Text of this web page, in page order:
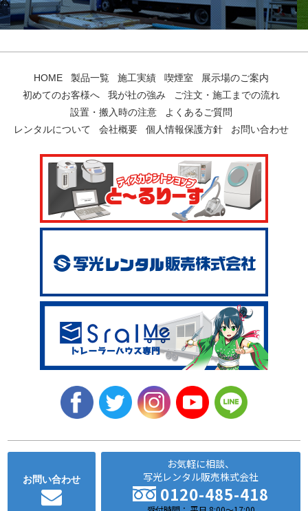
HOME 製品一覧 施工実績 喫煙室
展示場のご案内
初めてのお客様へ
我が社の強み
ご注文・施工までの流れ
設置・搬入時の注意
よくあるご質問
レンタルについて
会社概要 個人情報保護方針 お問い合わせ
お問い合わせ
お気軽に相談、
写光レンタル販売株式会社
0120-485-418